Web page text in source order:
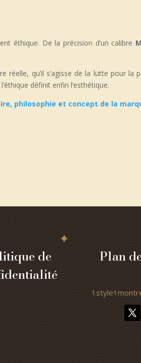
éthique. De la précision d’un calibre
réelle, qu’il s’agisse de la lutte pour la
définit enfin l’esthétique.
philosophie et concept de la
de
Plan